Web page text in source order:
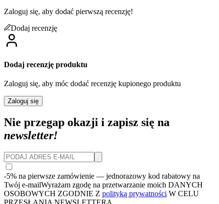
Zaloguj się, aby dodać pierwszą recenzję!
Dodaj recenzję
Dodaj recenzję produktu
Zaloguj się, aby móc dodać recenzję kupionego produktu
Zaloguj się
Nie przegap okazji i zapisz się na
newsletter!
-5% na pierwsze zamówienie — jednorazowy kod rabatowy na
Twój e-mailWyrażam zgodę na przetwarzanie moich DANYCH
OSOBOWYCH ZGODNIE Z polityką prywatności W CELU
PRZESŁANIA NEWSLETTERA.